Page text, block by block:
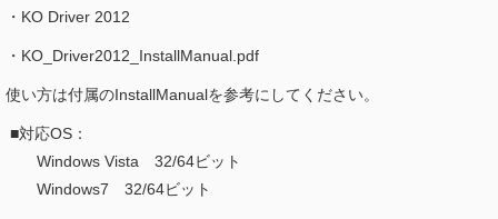
・KO Driver 2012
・KO_Driver2012_InstallManual.pdf
使い方は付属のInstallManualを参考にしてください。
■対応OS：
Windows Vista 32/64ビット
Windows7 32/64ビット